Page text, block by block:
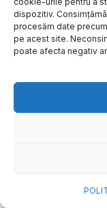
dispozitiv.
procesăm date
pe acest site.
poate afecta negativ